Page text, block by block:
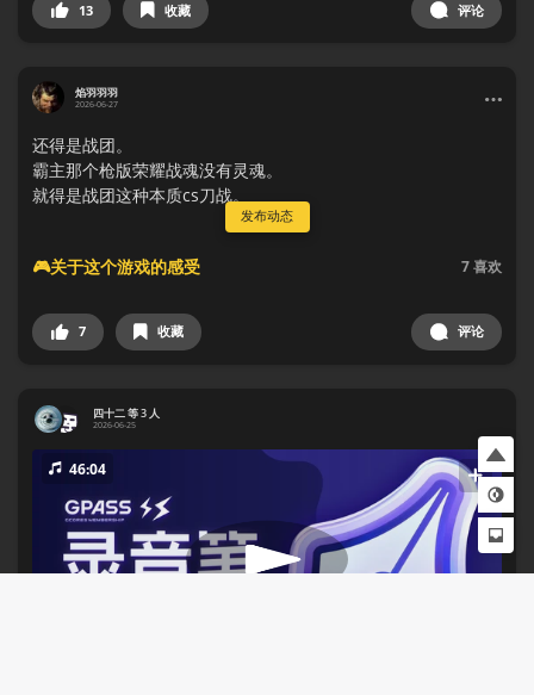
发布动态
13 收藏 评论
焰羽羽羽
2026-06-27
还得是战团。
霸主那个枪版荣耀战魂没有灵魂。
就得是战团这种本质cs刀战。
🎮关于这个游戏的感受 7喜欢
7 收藏 评论
四十二 等 3 人
2026-06-25
46:04